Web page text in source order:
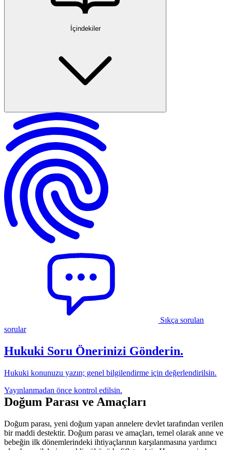
İçindekiler
Doğum Parası ve Amaçları
Türkiye’de Doğum Parası Sistemi
Hangi Yardım Türleri Var?
Analık Geçici İş Göremezlik Ödeneği
Doğum Yardımı (Çocuk Parası)
Emzirme Ödeneği (Süt Parası)
Çalışan Statüsüne Göre Doğum Parası Hakları
Doğum Parası Hesaplama
Başvuru İşlemleri
Sık Görülen Sorunlar ve Uygulamada Dikkat Edilecekler
Ek Sosyal Haklar ve Diğer Destekler
Sıkça sorulan
sorular
Hukuki Soru Önerinizi Gönderin.
Hukuki konunuzu yazın; genel bilgilendirme için değerlendirilsin.
Yayınlanmadan önce kontrol edilsin.
Doğum Parası ve Amaçları
Doğum parası, yeni doğum yapan annelere devlet tarafından verilen
bir maddi destektir. Doğum parası ve amaçları, temel olarak anne ve
bebeğin ilk dönemlerindeki ihtiyaçlarının karşılanmasına yardımcı